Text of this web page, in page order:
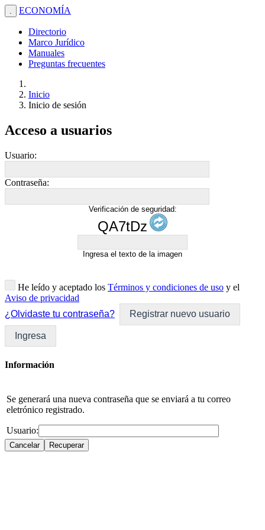
. ECONOMÍA
Directorio
Marco Jurídico
Manuales
Preguntas frecuentes
Inicio
Inicio de sesión
Acceso a usuarios
Usuario:
Contraseña:
Verificación de seguridad:
QA7tDz
Ingresa el texto de la imagen
He leído y aceptado los Términos y condiciones de uso y el
Aviso de privacidad
¿Olvidaste tu contraseña?
Registrar nuevo usuario
Ingresa
Información
Se generará una nueva contraseña que se enviará a tu correo
eletrónico registrado.
Usuario: